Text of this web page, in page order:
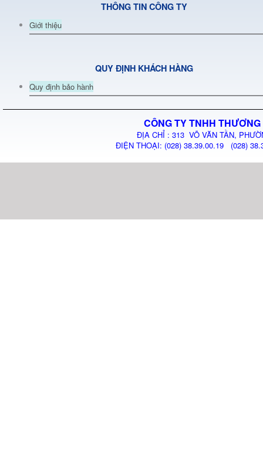
THÔNG TIN CÔNG TY
Giới thiệu
QUY ĐỊNH KHÁCH HÀNG
Quy định bảo hành
CÔNG TY TNHH
ĐỊA CHỈ : 313 VÕ VĂN TẦN,
ĐIỆN THOẠI: (028) 38.39.00.19 (028)